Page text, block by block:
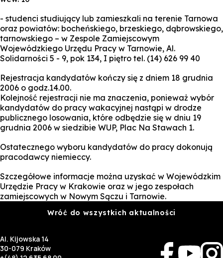
- studenci studiujący lub zamieszkali na terenie Tarnowa
oraz powiatów: bocheńskiego, brzeskiego, dąbrowskiego,
tarnowskiego – w Zespole Zamiejscowym
Wojewódzkiego Urzędu Pracy w Tarnowie, Al.
Solidarności 5 - 9, pok 134, I piętro tel. (14) 626 99 40
Rejestracja kandydatów kończy się z dniem 18 grudnia
2006 o godz.14.00.
Kolejność rejestracji nie ma znaczenia, ponieważ wybór
kandydatów do pracy wakacyjnej nastąpi w drodze
publicznego losowania, które odbędzie się w dniu 19
grudnia 2006 w siedzibie WUP, Plac Na Stawach 1.
Ostatecznego wyboru kandydatów do pracy dokonują
pracodawcy niemieccy.
Szczegółowe informacje można uzyskać w Wojewódzkim
Urzędzie Pracy w Krakowie oraz w jego zespołach
zamiejscowych w Nowym Sączu i Tarnowie.
Wróć do wszystkich aktualności
Al. Kijowska 14
30-079 Kraków